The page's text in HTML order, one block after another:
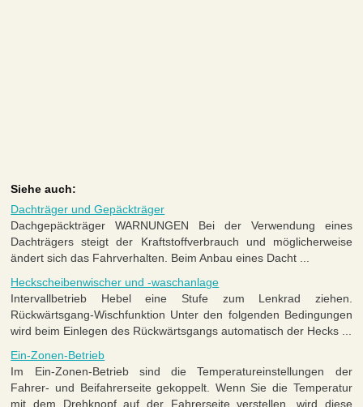
Siehe auch:
Dachträger und Gepäckträger
Dachgepäckträger WARNUNGEN Bei der Verwendung eines
Dachträgers steigt der Kraftstoffverbrauch und möglicherweise
ändert sich das Fahrverhalten. Beim Anbau eines Dacht ...
Heckscheibenwischer und -waschanlage
Intervallbetrieb Hebel eine Stufe zum Lenkrad ziehen.
Rückwärtsgang-Wischfunktion Unter den folgenden Bedingungen
wird beim Einlegen des Rückwärtsgangs automatisch der Hecks ...
Ein-Zonen-Betrieb
Im Ein-Zonen-Betrieb sind die Temperatureinstellungen der
Fahrer- und Beifahrerseite gekoppelt. Wenn Sie die Temperatur
mit dem Drehknopf auf der Fahrerseite verstellen, wird diese